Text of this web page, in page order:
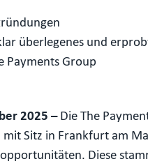
überlegenes und
Payments Group
2025 – Die The
Sitz in Frankfurt am
Diese